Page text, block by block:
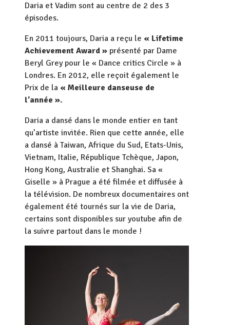
Daria et Vadim sont au centre de 2 des 3
épisodes.
En 2011 toujours, Daria a reçu le « Lifetime
Achievement Award » présenté par Dame
Beryl Grey pour le « Dance critics Circle » à
Londres. En 2012, elle reçoit également le
Prix de la « Meilleure danseuse de
l’année ».
Daria a dansé dans le monde entier en tant
qu’artiste invitée. Rien que cette année, elle
a dansé à Taiwan, Afrique du Sud, Etats-Unis,
Vietnam, Italie, République Tchèque, Japon,
Hong Kong, Australie et Shanghai. Sa «
Giselle » à Prague a été filmée et diffusée à
la télévision. De nombreux documentaires ont
également été tournés sur la vie de Daria,
certains sont disponibles sur youtube afin de
la suivre partout dans le monde !